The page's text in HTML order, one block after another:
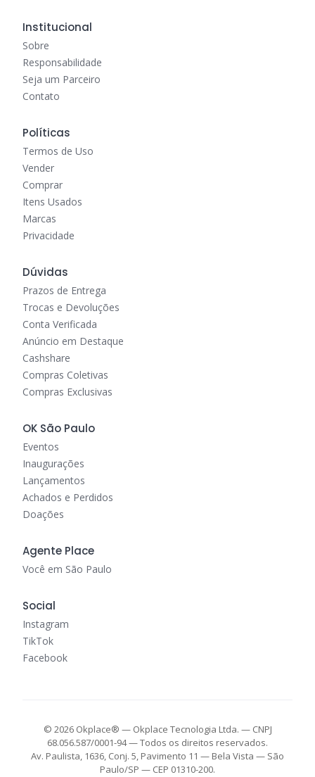
Institucional
Sobre
Responsabilidade
Seja um Parceiro
Contato
Políticas
Termos de Uso
Vender
Comprar
Itens Usados
Marcas
Privacidade
Dúvidas
Prazos de Entrega
Trocas e Devoluções
Conta Verificada
Anúncio em Destaque
Cashshare
Compras Coletivas
Compras Exclusivas
OK São Paulo
Eventos
Inaugurações
Lançamentos
Achados e Perdidos
Doações
Agente Place
Você em São Paulo
Social
Instagram
TikTok
Facebook
© 2026 Okplace® — Okplace Tecnologia Ltda. — CNPJ
68.056.587/0001-94 — Todos os direitos reservados.
Av. Paulista, 1636, Conj. 5, Pavimento 11 — Bela Vista — São
Paulo/SP — CEP 01310-200.